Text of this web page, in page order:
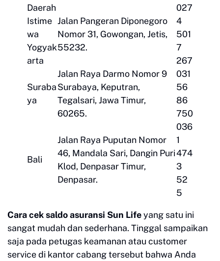
Daerah
Istime
wa
Yogyak
arta
Jalan Pangeran Diponegoro
Nomor 31, Gowongan, Jetis,
55232.
027
4
501
7
267
Suraba
ya
Jalan Raya Darmo Nomor 9
Surabaya, Keputran,
Tegalsari, Jawa Timur,
60265.
031
56
86
750
Bali
Jalan Raya Puputan Nomor
46, Mandala Sari, Dangin Puri
Klod, Denpasar Timur,
Denpasar.
036
1
474
3
52
5
Cara cek saldo asuransi Sun Lifeyang satu ini
sangat mudah dan sederhana. Tinggal sampaikan
saja pada petugas keamanan atau customer
service di kantor cabang tersebut bahwa Anda